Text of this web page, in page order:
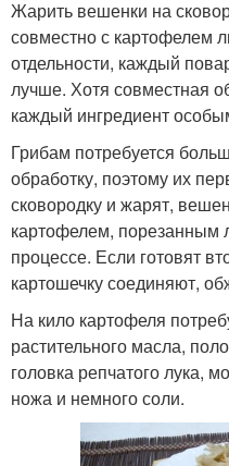
Жарить вешенки на
совместно с картофелем
отдельности, каждый
лучше. Хотя совместная
каждый ингредиент
Грибам потребуется
обработку, поэтому их
сковородку и жарят,
картофелем, порезанным
процессе. Если готовят
картошечку соединяют,
На кило картофеля
растительного масла,
головка репчатого лука,
ножа и немного соли.